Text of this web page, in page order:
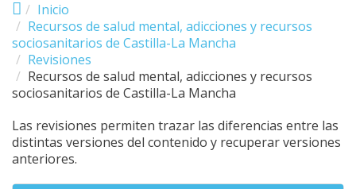
Inicio
Recursos de salud mental, adicciones y recursos
sociosanitarios de Castilla-La Mancha
Revisiones
Recursos de salud mental, adicciones y recursos
sociosanitarios de Castilla-La Mancha
Las revisiones permiten trazar las diferencias entre las
distintas versiones del contenido y recuperar versiones
anteriores.